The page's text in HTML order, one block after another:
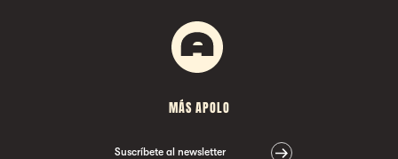
MÁS APOLO
Suscríbete al newsletter